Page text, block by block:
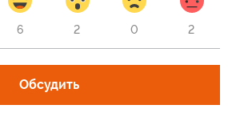
6 2 0 2
Обсудить